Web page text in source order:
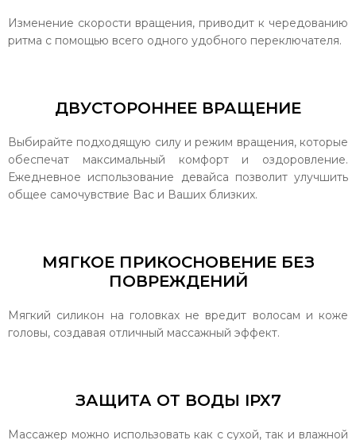
Изменение скорости вращения, приводит к чередованию
ритма с помощью всего одного удобного переключателя.
ДВУСТОРОННЕЕ ВРАЩЕНИЕ
Выбирайте подходящую силу и режим вращения, которые
обеспечат максимальный комфорт и оздоровление.
Ежедневное использование девайса позволит улучшить
общее самочувствие Вас и Ваших близких.
МЯГКОЕ ПРИКОСНОВЕНИЕ БЕЗ
ПОВРЕЖДЕНИЙ
Мягкий силикон на головках не вредит волосам и коже
головы, создавая отличный массажный эффект.
ЗАЩИТА ОТ ВОДЫ IPX7
Массажер можно использовать как с сухой, так и влажной